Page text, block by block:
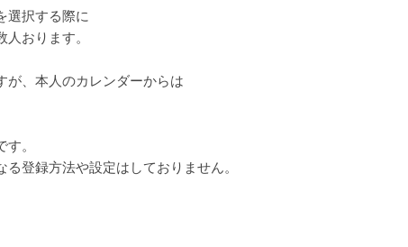
選択する際に
おります。
が、本人のカレンダーからは
。
登録方法や設定はしておりません。